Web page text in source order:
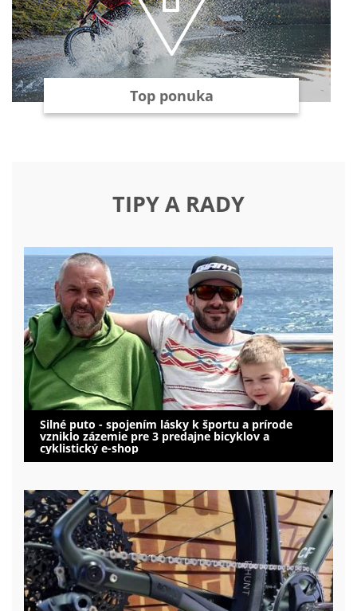
Top ponuka
TIPY A RADY
Silné puto - spojením lásky k športu a prírode
vzniklo zázemie pre 3 predajne bicyklov a
cyklistický e-shop